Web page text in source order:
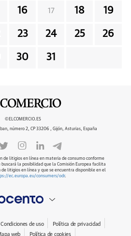
16 17 18 19
23 24 25 26
30 31
©ELCOMERCIO.ES
número 2, CP 33206 , Gijón, Asturias, España
de litigios en línea en materia de consumo conforme
la posibilidad que la Comisión Europea facilita
litigios en línea y que se encuentra disponible en el
ec.europa.eu/consumers/odr.
Condiciones de uso
Política de privacidad
web Política de cookies